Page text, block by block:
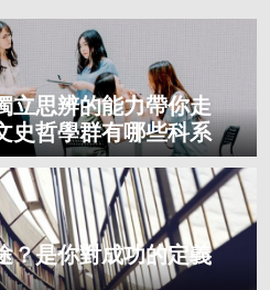
立思辨的能力帶你走
史哲學群有哪些科系
？是你對成功的定義